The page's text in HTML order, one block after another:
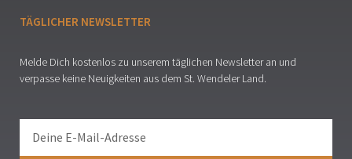
TÄGLICHER NEWSLETTER
Melde Dich kostenlos zu unserem täglichen Newsletter an und
verpasse keine Neuigkeiten aus dem St. Wendeler Land.